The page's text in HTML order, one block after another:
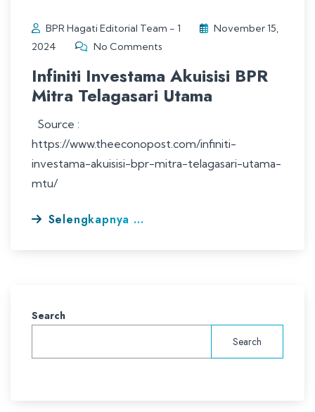
BPR Hagati Editorial Team - 1
November 15,
2024
No Comments
Infiniti Investama Akuisisi BPR
Mitra Telagasari Utama
Source :
https://www.theeconopost.com/infiniti-
investama-akuisisi-bpr-mitra-telagasari-utama-
mtu/
Selengkapnya ...
Search
Search